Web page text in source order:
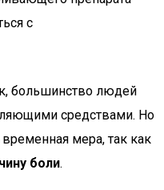
с
большинство людей
средствами. Но
мера, так как
боли.